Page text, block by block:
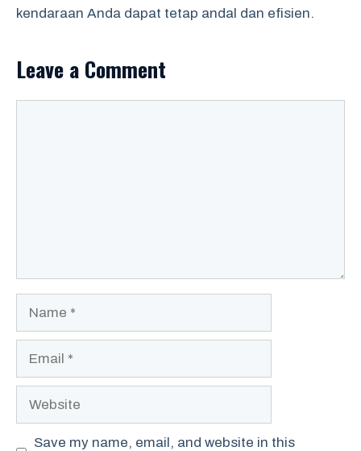
kendaraan Anda dapat tetap andal dan efisien.
Leave a Comment
Save my name, email, and website in this